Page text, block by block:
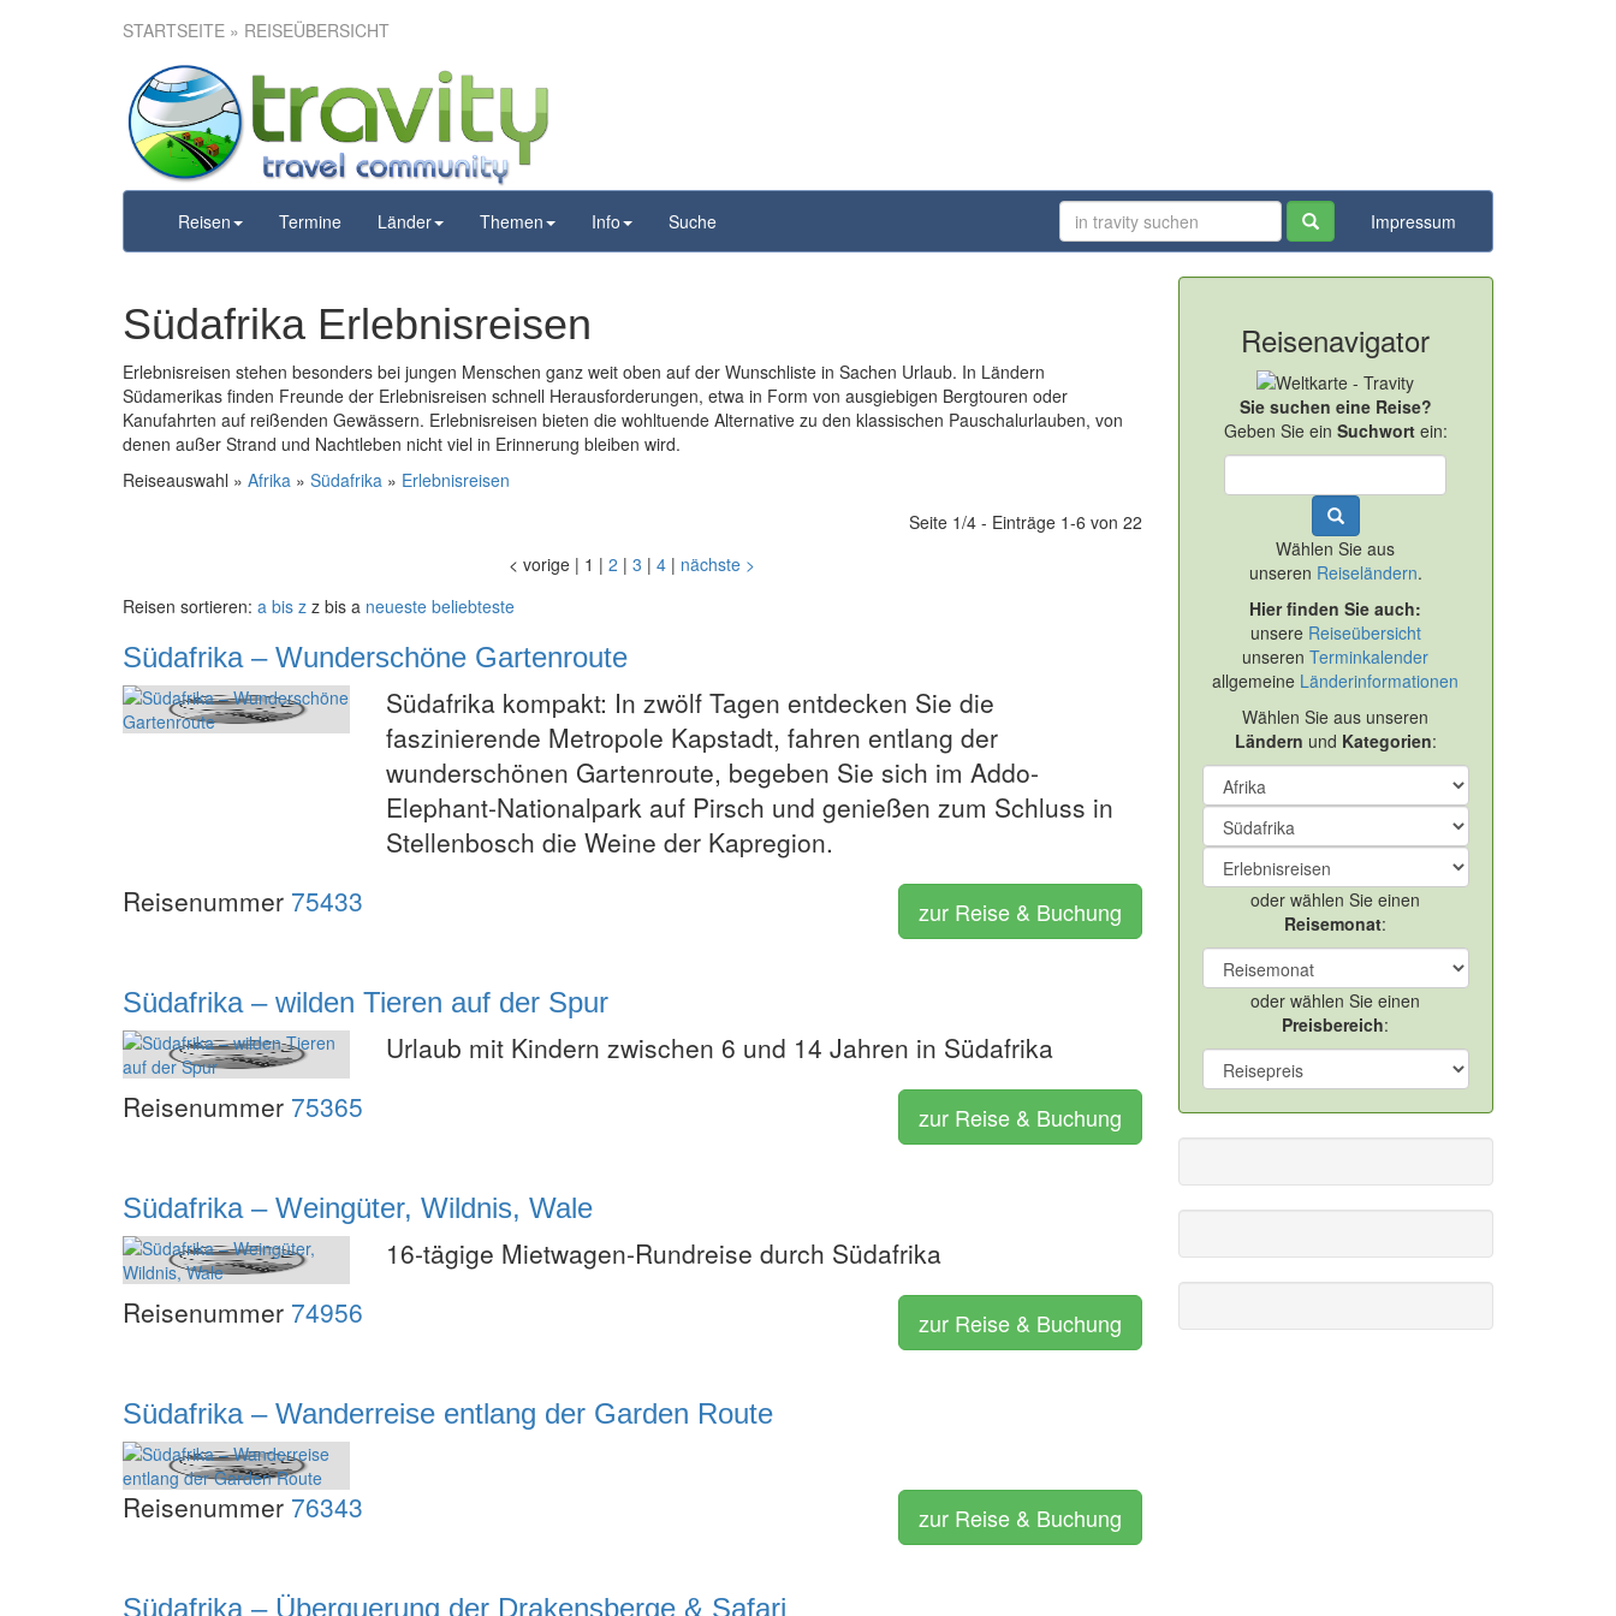
STARTSEITE » REISEÜBERSICHT
Reisen Termine Länder Themen Info Suche Impressum
Südafrika Erlebnisreisen
Erlebnisreisen stehen besonders bei jungen Menschen ganz weit oben auf der Wunschliste in Sachen Urlaub. In Ländern
Südamerikas finden Freunde der Erlebnisreisen schnell Herausforderungen, etwa in Form von ausgiebigen Bergtouren oder
Kanufahrten auf reißenden Gewässern. Erlebnisreisen bieten die wohltuende Alternative zu den klassischen Pauschalurlauben, von
denen außer Strand und Nachtleben nicht viel in Erinnerung bleiben wird.
Reiseauswahl » Afrika » Südafrika » Erlebnisreisen
Seite 1/4 - Einträge 1-6 von 22
<vorige | 1 | 2 | 3 | 4 | nächste >
Reisen sortieren: a bis z z bis a neueste beliebteste
Südafrika – Wunderschöne Gartenroute
Südafrika kompakt: In zwölf Tagen entdecken Sie die
faszinierende Metropole Kapstadt, fahren entlang der
wunderschönen Gartenroute, begeben Sie sich im Addo-
Elephant-Nationalpark auf Pirsch und genießen zum Schluss in
Stellenbosch die Weine der Kapregion.
Reisenummer 75433 zur Reise & Buchung
Südafrika – wilden Tieren auf der Spur
Urlaub mit Kindern zwischen 6 und 14 Jahren in Südafrika
Reisenummer 75365 zur Reise & Buchung
Südafrika – Weingüter, Wildnis, Wale
16-tägige Mietwagen-Rundreise durch Südafrika
Reisenummer 74956 zur Reise & Buchung
Südafrika – Wanderreise entlang der Garden Route
Reisenummer 76343 zur Reise & Buchung
Südafrika – Überquerung der Drakensberge & Safari
Reisenavigator
Sie suchen eine Reise?
Geben Sie ein Suchwortein:
Wählen Sie aus
unseren Reiseländern.
Hier finden Sie auch:
unsere Reiseübersicht
unserenTerminkalender
allgemeine Länderinformationen
Wählen Sie aus unseren
Ländern und Kategorien:
oder wählen Sie einen
Reisemonat:
oder wählen Sie einen
Preisbereich: